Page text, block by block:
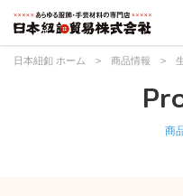
日本紐釦 ホーム > 商品情報 >
商